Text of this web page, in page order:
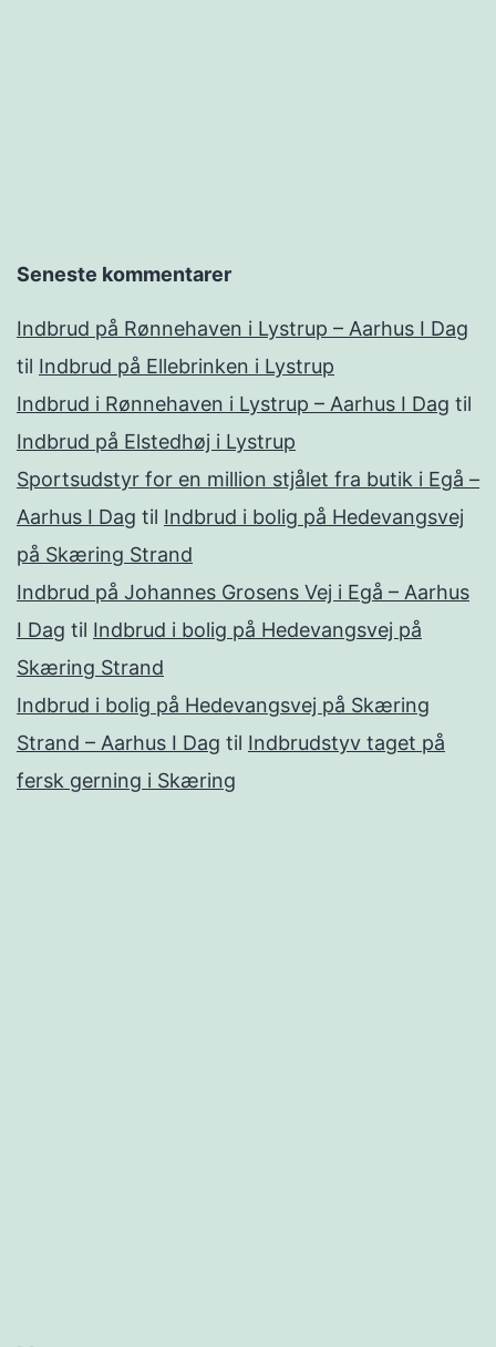
Seneste kommentarer
Indbrud på Rønnehaven i Lystrup – Aarhus I Dag
til Indbrud på Ellebrinken i Lystrup
Indbrud i Rønnehaven i Lystrup – Aarhus I Dag til
Indbrud på Elstedhøj i Lystrup
Sportsudstyr for en million stjålet fra butik i Egå –
Aarhus I Dag til Indbrud i bolig på Hedevangsvej
på Skæring Strand
Indbrud på Johannes Grosens Vej i Egå – Aarhus
I Dag til Indbrud i bolig på Hedevangsvej på
Skæring Strand
Indbrud i bolig på Hedevangsvej på Skæring
Strand – Aarhus I Dag til Indbrudstyv taget på
fersk gerning i Skæring